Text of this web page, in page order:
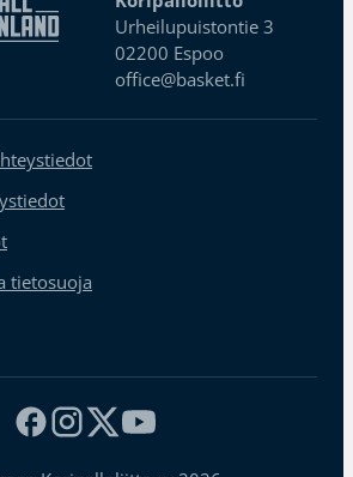
Urheilupuistontie 3
02200 Espoo
office@basket.fi
tietosuoja